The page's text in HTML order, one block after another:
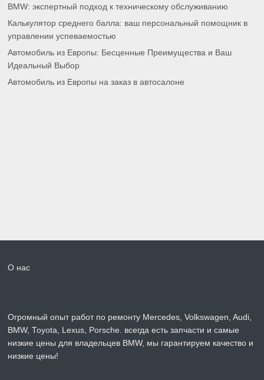
BMW: экспертный подход к техническому обслуживанию
Калькулятор среднего балла: ваш персональный помощник в
управлении успеваемостью
Автомобиль из Европы: Бесценные Преимущества и Ваш
Идеальный Выбор
Автомобиль из Европы на заказ в автосалоне
О нас
Огромный опыт работ по ремонту Mercedes, Volkswagen, Audi,
BMW, Toyota, Lexus, Porsche. всегда есть запчасти и самые
низкие цены для владельцев BMW, мы гарантируем качество и
низкие цены!